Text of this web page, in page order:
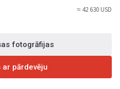
≈ 42 630 USD
fotogrāfijas
ar pārdevēju